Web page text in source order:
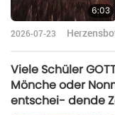
6:03
2026-07-23
Viele Schüler
Mönche oder
entschei- dende